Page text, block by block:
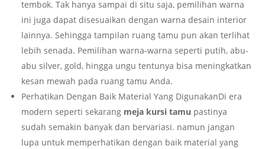
tembok. Tak hanya sampai di situ saja, pemilihan warna
ini juga dapat disesuaikan dengan warna desain interior
lainnya. Sehingga tampilan ruang tamu pun akan terlihat
lebih senada. Pemilihan warna-warna seperti putih, abu-
abu silver, gold, hingga ungu tentunya bisa meningkatkan
kesan mewah pada ruang tamu Anda.
Perhatikan Dengan Baik Material Yang DigunakanDi era
modern seperti sekarang meja kursi tamu pastinya
sudah semakin banyak dan bervariasi. namun jangan
lupa untuk memperhatikan dengan baik material yang